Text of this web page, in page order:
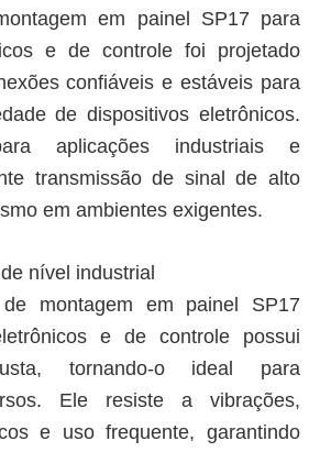
em painel SP17 para
e de controle foi projetado
confiáveis e estáveis para
de dispositivos eletrônicos.
aplicações industriais e
transmissão de sinal de alto
em ambientes exigentes.
nível industrial
montagem em painel SP17
e de controle possui
tornando-o ideal para
Ele resiste a vibrações,
e uso frequente, garantindo